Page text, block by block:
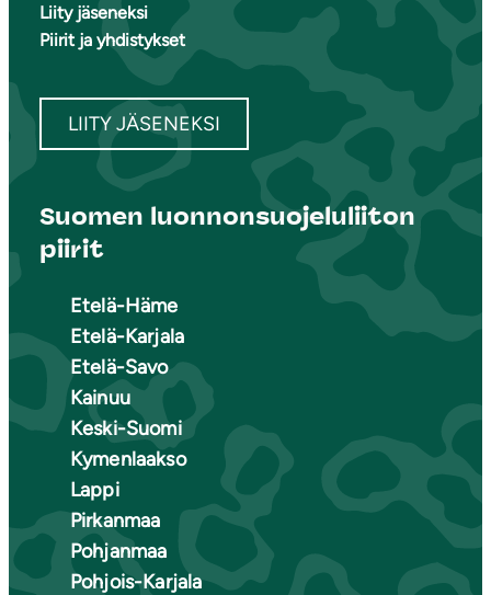
Liity jäseneksi
Piirit ja yhdistykset
LIITY JÄSENEKSI
Suomen luonnonsuojeluliiton
piirit
Etelä-Häme
Etelä-Karjala
Etelä-Savo
Kainuu
Keski-Suomi
Kymenlaakso
Lappi
Pirkanmaa
Pohjanmaa
Pohjois-Karjala